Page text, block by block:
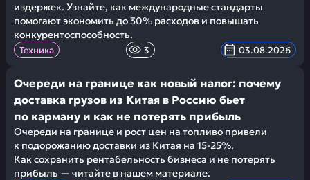
издержек. Узнайте, как международные стандарты
помогают экономить до 30% расходов и повышать
конкурентоспособность.
Техника 3 03.08.2026
Очереди на границе как новый налог: почему
доставка грузов из Китая в Россию бьет
по карману и как не потерять прибыль
Очереди на границе и рост цен на топливо привели
к подорожанию доставки из Китая на 15-25%.
Как сохранить рентабельность бизнеса и не потерять
прибыль — читайте в нашем материале.